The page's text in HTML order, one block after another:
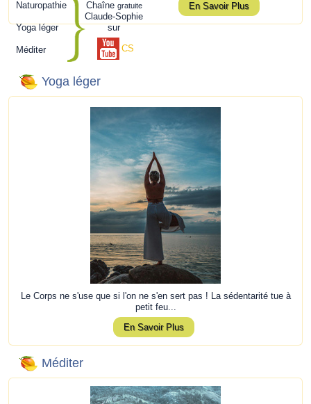
Naturopathie
Yoga léger
Méditer
Chaîne gratuite
Claude-Sophie
sur
CS
En Savoir Plus
Yoga léger
Le Corps ne s'use que si l'on ne s'en sert pas ! La sédentarité tue à
petit feu...
En Savoir Plus
Méditer